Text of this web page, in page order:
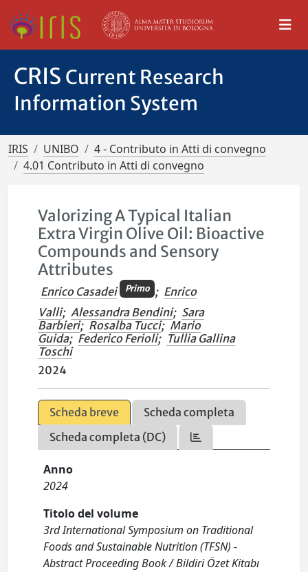
CRIS Current Research
Information System
IRIS UNIBO
4 - Contributo in Atti di convegno
4.01 Contributo in Atti di convegno
Valorizing A Typical Italian
Extra Virgin Olive Oil: Bioactive
Compounds and Sensory
Attributes
Enrico Casadei Primo ; Enrico
Valli; Alessandra Bendini; Sara
Barbieri; Rosalba Tucci; Mario
Guida; Federico Ferioli; Tullia Gallina
Toschi
2024
Scheda breve
Scheda completa
Scheda completa (DC)
Anno
2024
Titolo del volume
3rd International Symposium on Traditional
Foods and Sustainable Nutrition (TFSN) -
Abstract Proceeding Book / Bildiri Özet Kitabı